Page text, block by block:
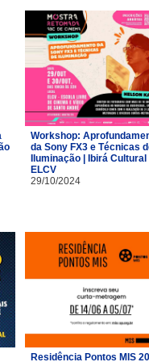
Workshop:
da Sony FX3 e Técnicas
Iluminação | Ibirá Cultural
ELCV
29/10/2024
Residência Pontos MIS